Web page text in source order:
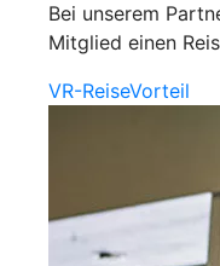
Bei unserem
Mitglied einen
VR-ReiseVorteil